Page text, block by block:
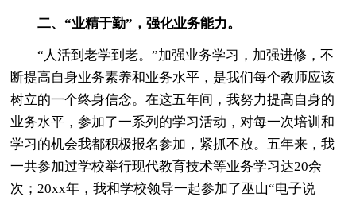
二、“业精于勤”，强化业务能力。
“人活到老学到老。”加强业务学习，加强进修，不
断提高自身业务素养和业务水平，是我们每个教师应该
树立的一个终身信念。在这五年间，我努力提高自身的
业务水平，参加了一系列的学习活动，对每一次培训和
学习的机会我都积极报名参加，紧抓不放。五年来，我
一共参加过学校举行现代教育技术等业务学习达20余
次；20xx年，我和学校领导一起参加了巫山“电子说